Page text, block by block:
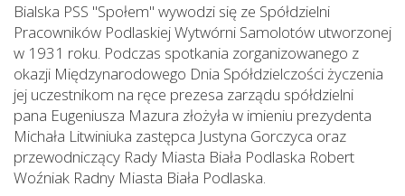
Bialska PSS "Społem" wywodzi się ze Spółdzielni
Pracowników Podlaskiej Wytwórni Samolotów utworzonej
w 1931 roku. Podczas spotkania zorganizowanego z
okazji Międzynarodowego Dnia Spółdzielczości życzenia
jej uczestnikom na ręce prezesa zarządu spółdzielni
pana Eugeniusza Mazura złożyła w imieniu prezydenta
Michała Litwiniuka zastępca Justyna Gorczyca oraz
przewodniczący Rady Miasta Biała Podlaska Robert
Woźniak Radny Miasta Biała Podlaska.